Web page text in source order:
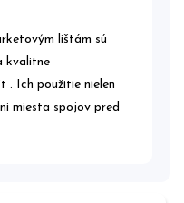
lištám sú
kvalitne
. Ich použitie nielen
miesta spojov pred